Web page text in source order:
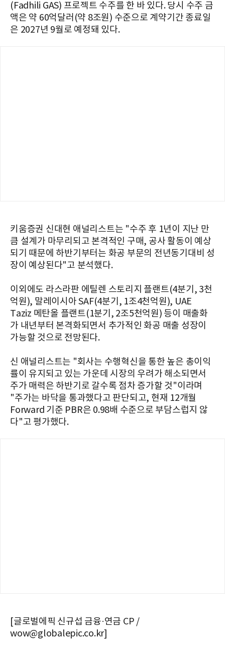
(Fadhili GAS) 프로젝트 수주를 한 바 있다. 당시 수주 금
액은 약 60억달러(약 8조원) 수준으로 계약기간 종료일
은 2027년 9월로 예정돼 있다.
키움증권 신대현 애널리스트는 "수주 후 1년이 지난 만
큼 설계가 마무리되고 본격적인 구매, 공사 활동이 예상
되기 때문에 하반기부터는 화공 부문의 전년동기대비 성
장이 예상된다"고 분석했다.
이외에도 라스라판 에틸렌 스토리지 플랜트(4분기, 3천
억원), 말레이시아 SAF(4분기, 1조4천억원), UAE
Taziz 메탄올 플랜트(1분기, 2조5천억원) 등이 매출화
가 내년부터 본격화되면서 추가적인 화공 매출 성장이
가능할 것으로 전망된다.
신 애널리스트는 "회사는 수행혁신을 통한 높은 총이익
률이 유지되고 있는 가운데 시장의 우려가 해소되면서
주가 매력은 하반기로 갈수록 점차 증가할 것"이라며
"주가는 바닥을 통과했다고 판단되고, 현재 12개월
Forward 기준 PBR은 0.98배 수준으로 부담스럽지 않
다"고 평가했다.
[글로벌에픽 신규섭 금융·연금 CP /
wow@globalepic.co.kr]